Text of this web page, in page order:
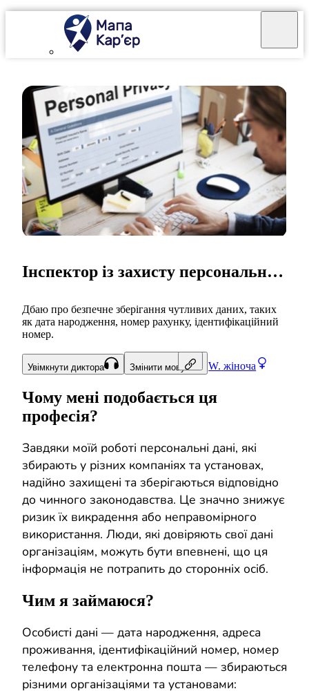
W. жіноча
Інспектор із захисту персональних даних
Дбаю про безпечне зберігання чутливих даних, таких
як дата народження, номер рахунку, ідентифікаційний
номер.
Увімкнути диктора Змінити мову
Чому мені подобається ця
професія?
Завдяки моїй роботі персональні дані, які
збирають у різних компаніях та установах,
надійно захищені та зберігаються відповідно
до чинного законодавства. Це значно знижує
ризик їх викрадення або неправомірного
використання. Люди, які довіряють свої дані
організаціям, можуть бути впевнені, що ця
інформація не потрапить до сторонніх осіб.
Чим я займаюся?
Особисті дані — дата народження, адреса
проживання, ідентифікаційний номер, номер
телефону та електронна пошта — збираються
різними організаціями та установами: